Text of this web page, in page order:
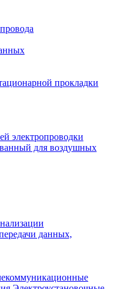
прокладки
электропроводки
для воздушных
данных,